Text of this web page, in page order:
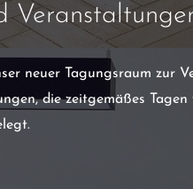
neuer Tagungsraum zur
die zeitgemäßes